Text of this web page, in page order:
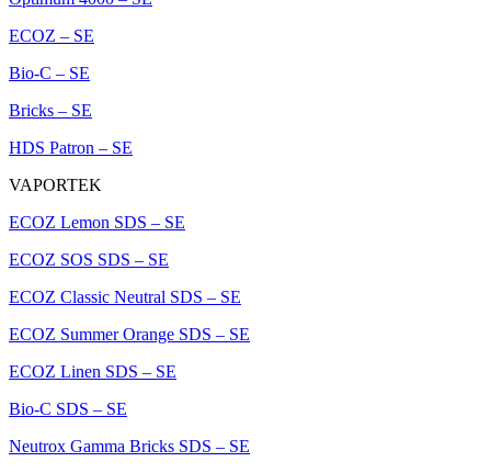
ECOZ – SE
Bio-C – SE
Bricks – SE
HDS Patron – SE
VAPORTEK
ECOZ Lemon SDS – SE
ECOZ SOS SDS – SE
ECOZ Classic Neutral SDS – SE
ECOZ Summer Orange SDS – SE
ECOZ Linen SDS – SE
Bio-C SDS – SE
Neutrox Gamma Bricks SDS – SE